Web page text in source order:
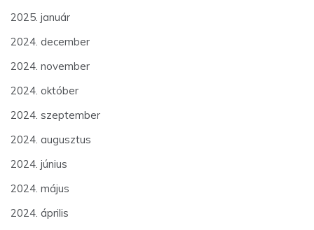
2025. január
2024. december
2024. november
2024. október
2024. szeptember
2024. augusztus
2024. június
2024. május
2024. április